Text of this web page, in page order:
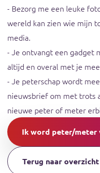
- Bezorg me een leuke
wereld kan zien wie mijn
media.
- Je ontvangt een gadget
altijd en overal met je
- Je peterschap wordt
nieuwsbrief om met trots
nieuwe peter of meter
Ik word peter/meter
Terug naar overzicht